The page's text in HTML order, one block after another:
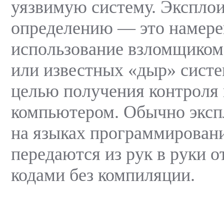
уязвимую систему.
определению — это
использование
или известных «дыр»
целью получения
компьютером. Обычно
на языках
передаются из рук в руки
кодами без компиляции.